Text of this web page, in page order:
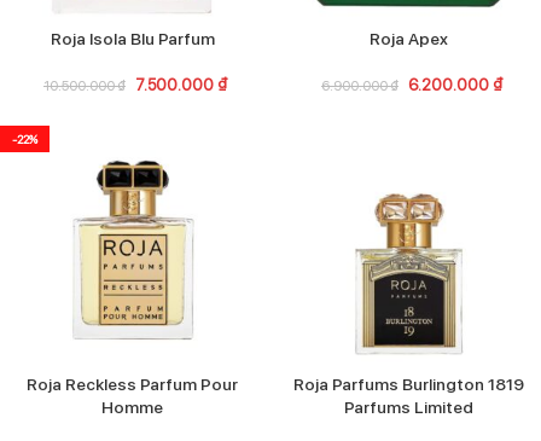
Roja Isola Blu Parfum
10.500.000₫ 7.500.000 ₫
Roja Apex
6.900.000₫ 6.200.000 ₫
-22%
Roja Reckless Parfum Pour
Homme
Roja Parfums Burlington 1819
Parfums Limited